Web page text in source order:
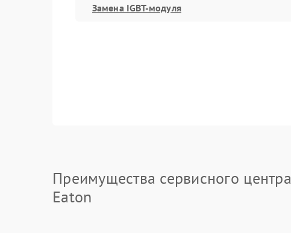
Замена IGBT-модуля
Преимущества сервисного центра
Eaton